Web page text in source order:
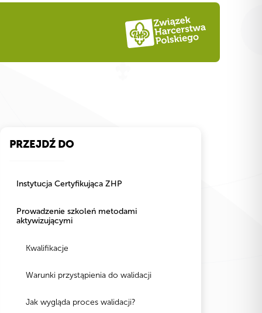
PRZEJDŹ DO
Instytucja Certyfikująca ZHP
Prowadzenie szkoleń metodami
aktywizującymi
Kwalifikacje
Warunki przystąpienia do walidacji
Jak wygląda proces walidacji?